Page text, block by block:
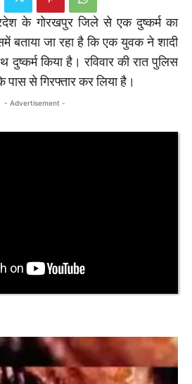
के गोरखपुर जिले से एक दुष्कर्म का
बताया जा रहा है कि एक युवक ने शादी
किया है। रविवार की रात पुलिस
से गिरफ्तार कर लिया है।
- Advertisement -